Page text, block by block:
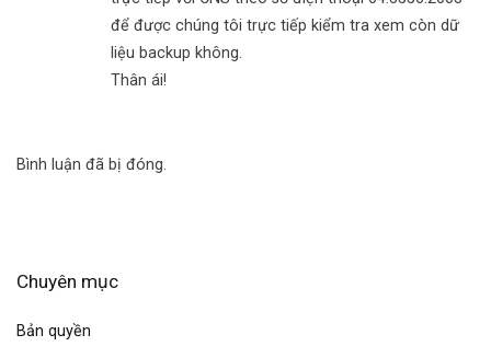
để được chúng tôi trực tiếp kiểm tra xem còn dữ
liệu backup không.
Thân ái!
Bình luận đã bị đóng.
Chuyên mục
Bản quyền